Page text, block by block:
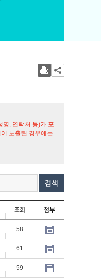
명, 연락처 등)가 포
노출된 경우에는
검색
조회 첨부
58
61
59